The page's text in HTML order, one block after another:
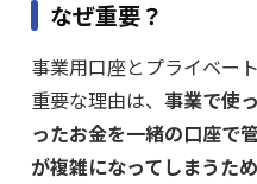
なぜ重要？
事業用口座とプライベー
重要な理由は、 事業で使
ったお金を一緒の口座で
が複雑になってしまうため